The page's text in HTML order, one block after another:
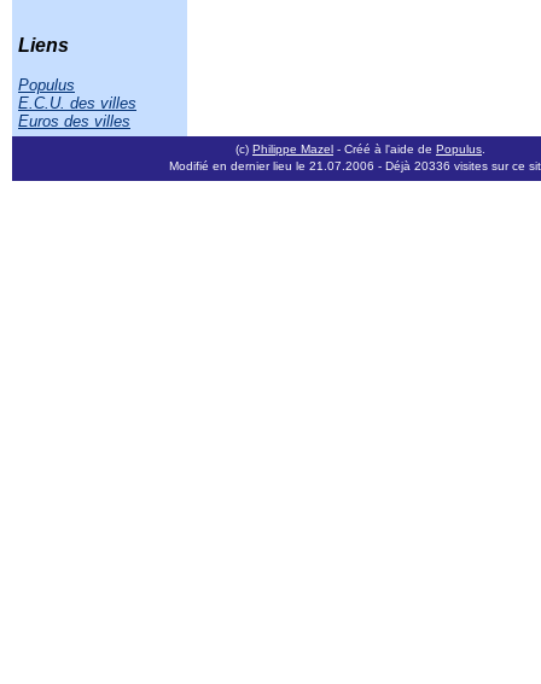
Liens
Populus
E.C.U. des villes
Euros des villes
(c) Philippe Mazel - Créé à l'aide de Populus
Modifié en dernier lieu le 21.07.2006 - Déjà 20336 visites sur ce